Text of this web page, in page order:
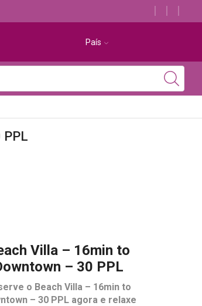
País
PPL
Villa – 16min to
– 30 PPL
o Beach Villa – 16min to
– 30 PPLagora e relaxe